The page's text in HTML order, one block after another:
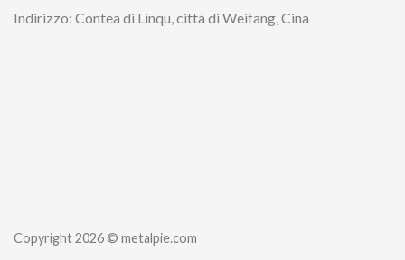
Indirizzo: Contea di Linqu, città di Weifang, Cina
Copyright 2026 © metalpie.com